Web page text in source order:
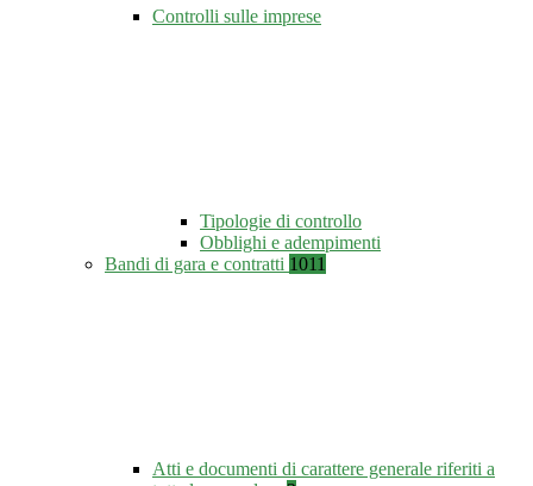
Controlli sulle imprese
Tipologie di controllo
Obblighi e adempimenti
Bandi di gara e contratti 1011
Atti e documenti di carattere generale riferiti a